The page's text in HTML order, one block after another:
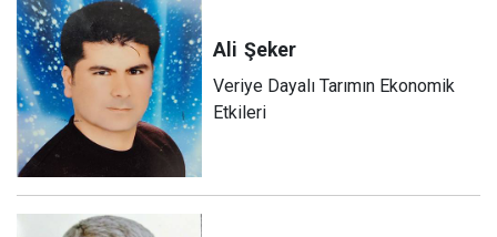
Ali Şeker
Veriye Dayalı Tarımın Ekonomik
Etkileri